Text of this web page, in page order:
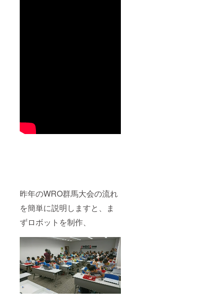
昨年のWRO群馬大会の流れ
を簡単に説明しますと、ま
ずロボットを制作、